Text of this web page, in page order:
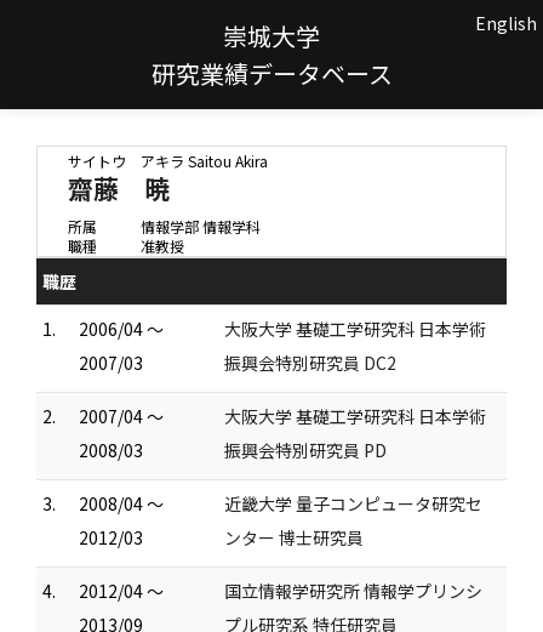
崇城大学
研究業績データベース
English
サイトウ アキラ Saitou Akira
齋藤 暁
所属
情報学部 情報学科
職種
准教授
職歴
1.
2006/04 ～
2007/03
大阪大学 基礎工学研究科 日本学術
振興会特別研究員 DC2
2.
2007/04 ～
2008/03
大阪大学 基礎工学研究科 日本学術
振興会特別研究員 PD
3.
2008/04 ～
2012/03
近畿大学 量子コンピュータ研究セ
ンター 博士研究員
4.
2012/04 ～
2013/09
国立情報学研究所 情報学プリンシ
プル研究系 特任研究員